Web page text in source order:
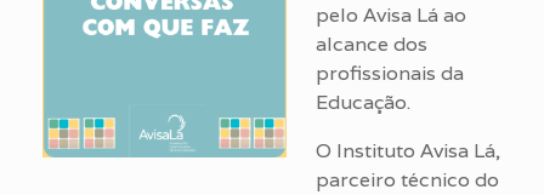
pelo Avisa Lá ao
alcance dos
profissionais da
Educação.
O Instituto Avisa Lá,
parceiro técnico do